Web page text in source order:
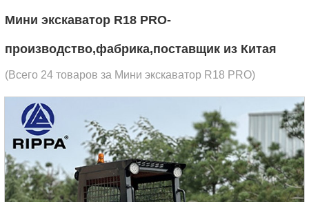
Мини экскаватор R18 PRO-
производство,фабрика,поставщик из Китая
(Всего 24 товаров за Мини экскаватор R18 PRO)